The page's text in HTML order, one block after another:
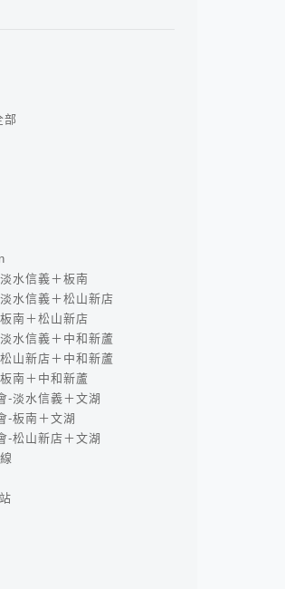
部
水信義＋板南
水信義＋松山新店
南＋松山新店
水信義＋中和新蘆
山新店＋中和新蘆
南＋中和新蘆
-淡水信義＋文湖
-板南＋文湖
-松山新店＋文湖